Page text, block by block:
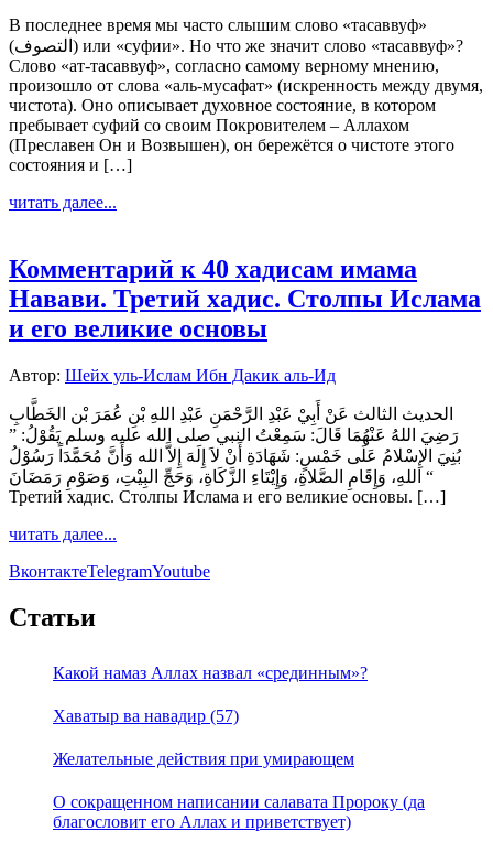
В последнее время мы часто слышим слово «тасаввуф»
(التصوف) или «суфии». Но что же значит слово «тасаввуф»?
Слово «ат-тасаввуф», согласно самому верному мнению,
произошло от слова «аль-мусафат» (искренность между двумя,
чистота). Оно описывает духовное состояние, в котором
пребывает суфий со своим Покровителем – Аллахом
(Преславен Он и Возвышен), он бережётся о чистоте этого
состояния и […]
читать далее...
Комментарий к 40 хадисам имама
Навави. Третий хадис. Столпы Ислама
и его великие основы
Автор: Шейх уль-Ислам Ибн Дакик аль-Ид
الحديث الثالث عَنْ أَبِيْ عَبْدِ الرَّحْمَنِ عَبْدِ اللهِ بْنِ عُمَرَ بْن الخَطَّابِ
رَضِيَ اللهُ عَنْهُمَا قَالَ: سَمِعْتُ النبي صلى الله عليه وسلم يَقُوْلُ: ”
بُنِيَ الإِسْلامُ عَلَى خَمْسٍ: شَهَادَةِ أَنْ لاَ إِلَهَ إِلاَّ الله وَأَنَّ مُحَمَّدَاً رَسُوْلُ
اللهِ، وَإِقَامِ الصَّلاةِ، وَإِيْتَاءِ الزَّكَاةِ، وَحَجِّ البِيْتِ، وَصَوْمِ رَمَضَانَ “
Третий хадис. Столпы Ислама и его великие основы. […]
читать далее...
ВконтактеTelegramYoutube
Статьи
Какой намаз Аллах назвал «срединным»?
Хаватыр ва навадир (57)
Желательные действия при умирающем
О сокращенном написании салавата Пророку (да
благословит его Аллах и приветствует)